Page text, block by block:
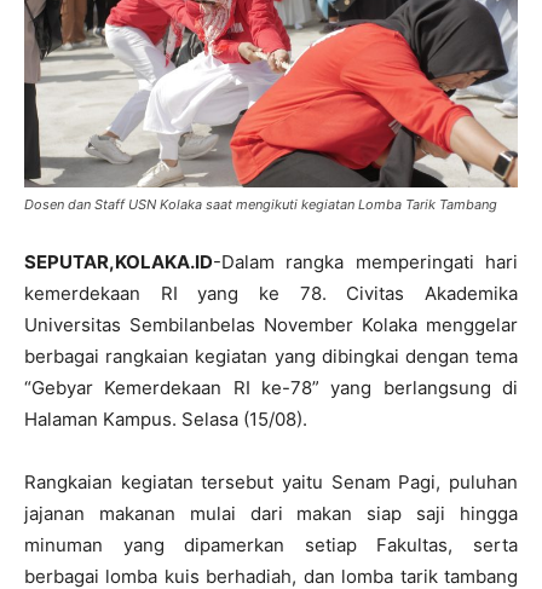
Dosen dan Staff USN Kolaka saat mengikuti kegiatan Lomba Tarik Tambang
SEPUTAR,KOLAKA.ID-Dalam rangka memperingati hari
kemerdekaan RI yang ke 78. Civitas Akademika
Universitas Sembilanbelas November Kolaka menggelar
berbagai rangkaian kegiatan yang dibingkai dengan tema
“Gebyar Kemerdekaan RI ke-78” yang berlangsung di
Halaman Kampus. Selasa (15/08).
Rangkaian kegiatan tersebut yaitu Senam Pagi, puluhan
jajanan makanan mulai dari makan siap saji hingga
minuman yang dipamerkan setiap Fakultas, serta
berbagai lomba kuis berhadiah, dan lomba tarik tambang